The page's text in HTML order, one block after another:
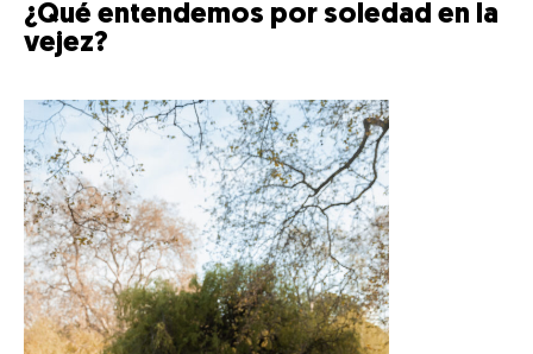
¿Qué entendemos por soledad en la
vejez?